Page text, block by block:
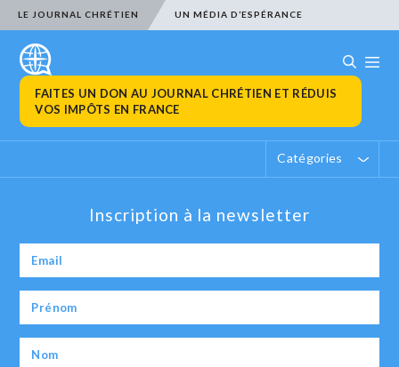
LE JOURNAL CHRÉTIEN UN MÉDIA D’ESPÉRANCE
FAITES UN DON AU JOURNAL CHRÉTIEN ET RÉDUIS
VOS IMPÔTS EN FRANCE
Catégories
Inscription à la newsletter